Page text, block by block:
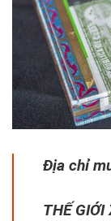
Địa chỉ
THẾ GIỚI